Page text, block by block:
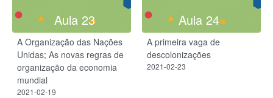
Aula 23
A Organização das Nações
Unidas; As novas regras de
organização da economia
mundial
2021-02-19
Aula 24
A primeira vaga de
descolonizações
2021-02-23